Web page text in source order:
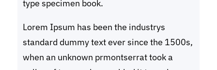
type specimen book.
Lorem Ipsum has been the industrys
standard dummy text ever since the 1500s,
when an unknown prmontserrat took a